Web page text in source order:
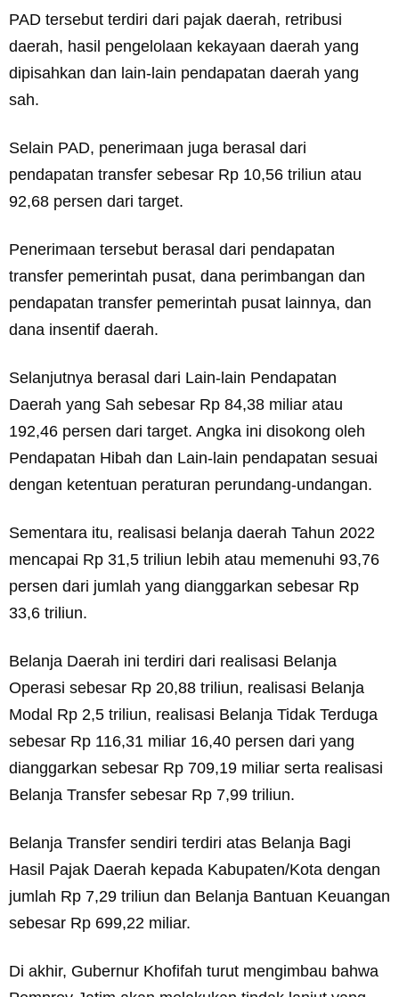
PAD tersebut terdiri dari pajak daerah, retribusi
daerah, hasil pengelolaan kekayaan daerah yang
dipisahkan dan lain-lain pendapatan daerah yang
sah.
Selain PAD, penerimaan juga berasal dari
pendapatan transfer sebesar Rp 10,56 triliun atau
92,68 persen dari target.
Penerimaan tersebut berasal dari pendapatan
transfer pemerintah pusat, dana perimbangan dan
pendapatan transfer pemerintah pusat lainnya, dan
dana insentif daerah.
Selanjutnya berasal dari Lain-lain Pendapatan
Daerah yang Sah sebesar Rp 84,38 miliar atau
192,46 persen dari target. Angka ini disokong oleh
Pendapatan Hibah dan Lain-lain pendapatan sesuai
dengan ketentuan peraturan perundang-undangan.
Sementara itu, realisasi belanja daerah Tahun 2022
mencapai Rp 31,5 triliun lebih atau memenuhi 93,76
persen dari jumlah yang dianggarkan sebesar Rp
33,6 triliun.
Belanja Daerah ini terdiri dari realisasi Belanja
Operasi sebesar Rp 20,88 triliun, realisasi Belanja
Modal Rp 2,5 triliun, realisasi Belanja Tidak Terduga
sebesar Rp 116,31 miliar 16,40 persen dari yang
dianggarkan sebesar Rp 709,19 miliar serta realisasi
Belanja Transfer sebesar Rp 7,99 triliun.
Belanja Transfer sendiri terdiri atas Belanja Bagi
Hasil Pajak Daerah kepada Kabupaten/Kota dengan
jumlah Rp 7,29 triliun dan Belanja Bantuan Keuangan
sebesar Rp 699,22 miliar.
Di akhir, Gubernur Khofifah turut mengimbau bahwa